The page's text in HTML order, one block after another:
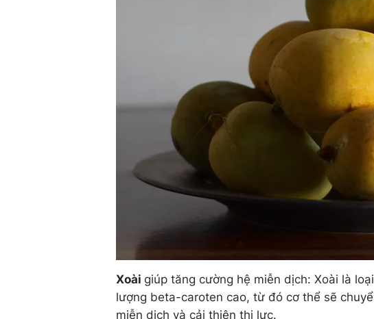
Xoài giúp tăng cường hệ miễn dịch: Xoài là
lượng beta-caroten cao, từ đó cơ thể sẽ
miễn dịch và cải thiện thị lực.